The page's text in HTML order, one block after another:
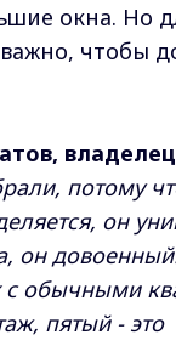
окна. Но
чтобы
потому
он
он
с обычными
пятый -